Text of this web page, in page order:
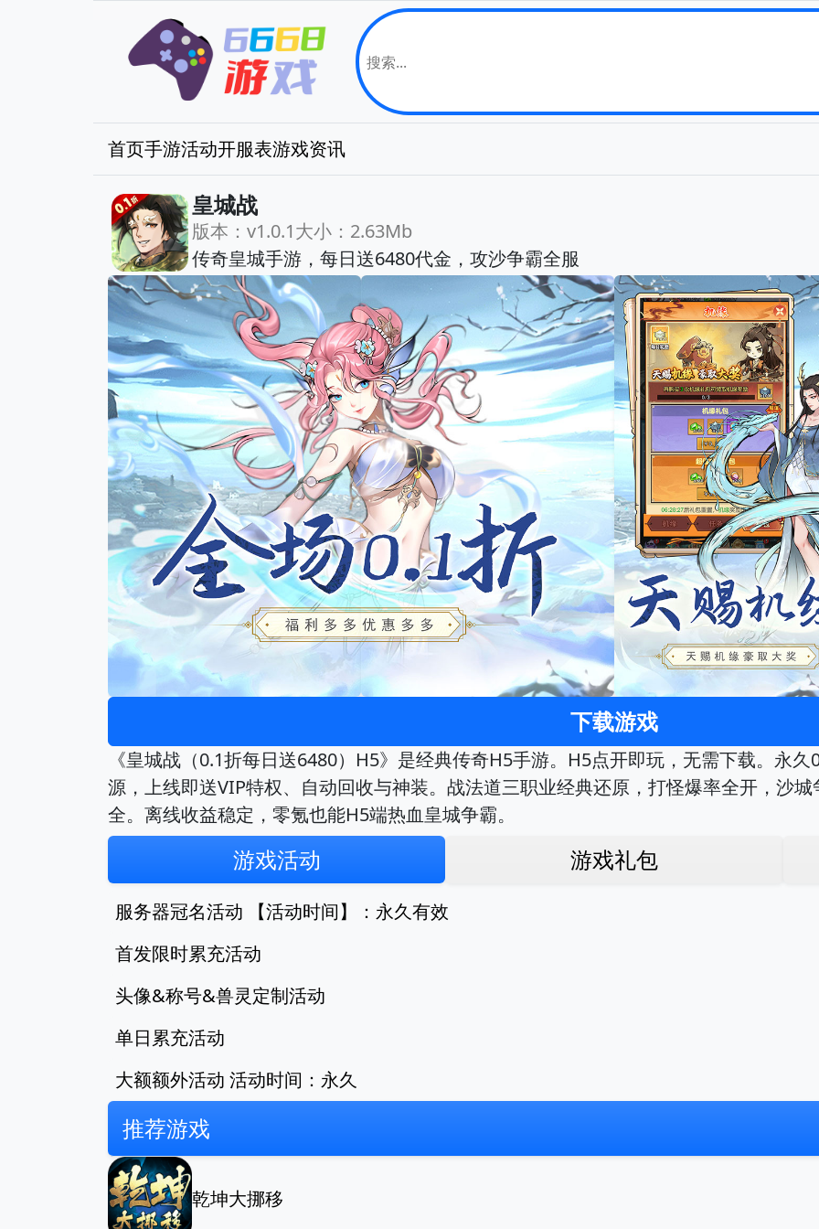
首页手游活动开服表游戏资讯
皇城战
版本：v1.0.1大小：2.63Mb
传奇皇城手游，每日送6480代金，攻沙争霸全服
下载游戏
《皇城战（0.1折每日送6480）H5》是经典传奇H5手游。H5点开即玩，无需下载。永
源，上线即送VIP特权、自动回收与神装。战法道三职业经典还原，打怪爆率全开，沙
全。离线收益稳定，零氪也能H5端热血皇城争霸。
游戏活动 游戏礼包
服务器冠名活动 【活动时间】：永久有效
首发限时累充活动
头像&称号&兽灵定制活动
单日累充活动
大额额外活动 活动时间：永久
推荐游戏
乾坤大挪移